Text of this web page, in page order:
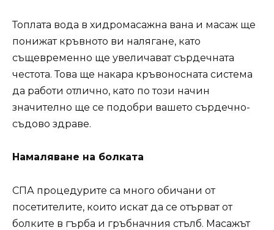
Топлата вода в хидромасажна вана и масаж ще
понижат кръвното ви налягане, като
същевременно ще увеличават сърдечната
честота. Това ще накара кръвоносната система
да работи отлично, като по този начин
значително ще се подобри вашето сърдечно-
съдово здраве.
Намаляване на болката
СПА процедурите са много обичани от
посетителите, които искат да се отърват от
болките в гърба и гръбначния стълб. Масажът